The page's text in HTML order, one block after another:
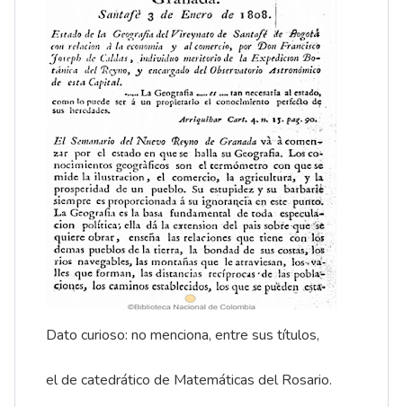
Dato curioso: no menciona, entre sus títulos,
el de catedrático de Matemáticas del Rosario.